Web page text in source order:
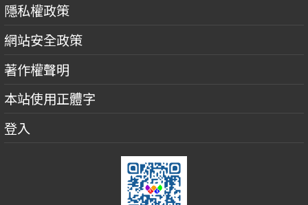
隱私權政策
網站安全政策
著作權聲明
本站使用正體字
登入